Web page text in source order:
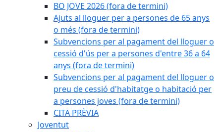
BO JOVE 2026 (fora de termini)
Ajuts al lloguer per a persones de 65 anys
o més (fora de termini)
Subvencions per al pagament del lloguer o
cessió d'ús per a persones d'entre 36 a 64
anys (fora de termini)
Subvencions per al pagament del lloguer o
preu de cessió d'habitatge o habitació per
a persones joves (fora de termini)
CITA PRÈVIA
Joventut